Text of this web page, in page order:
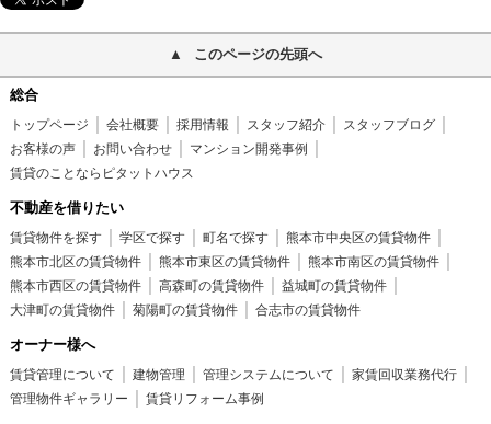
このページの先頭へ
総合
トップページ 会社概要 採用情報 スタッフ紹介
スタッフブログ
お客様の声
お問い合わせ
マンション開発事例
賃貸のことならピタットハウス
不動産を借りたい
賃貸物件を探す 学区で探す 町名で探す
熊本市中央区の賃貸物件
熊本市北区の賃貸物件
熊本市東区の賃貸物件
熊本市南区の賃貸物件
熊本市西区の賃貸物件
高森町の賃貸物件
益城町の賃貸物件
大津町の賃貸物件
菊陽町の賃貸物件 合志市の賃貸物件
オーナー様へ
賃貸管理について 建物管理 管理システムについて
家賃回収業務代行
管理物件ギャラリー
賃貸リフォーム事例